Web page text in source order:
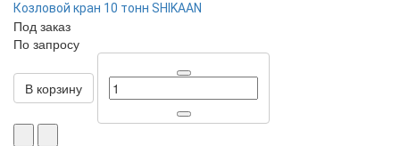
Козловой кран 10 тонн SHIKAAN
Под заказ
По запросу
В корзину